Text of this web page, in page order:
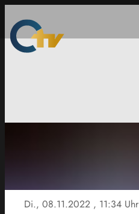
Di., 08.11.2022 , 11:34 Uhr